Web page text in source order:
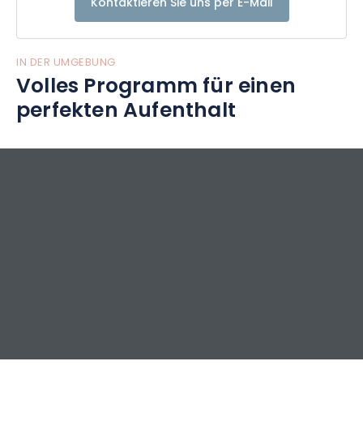
IN DER UMGEBUNG
Volles Programm für einen
perfekten Aufenthalt